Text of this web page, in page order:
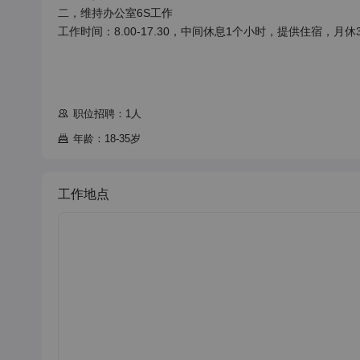
二，维持办公室6S工作
工作时间：8.00-17.30，中间休息1个小时，提供住宿，月休
职位招聘：1人
年龄：18-35岁
工作地点